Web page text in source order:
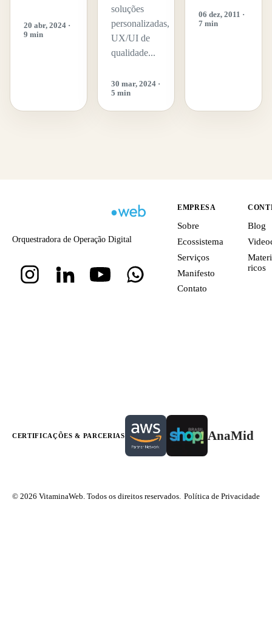
20 abr, 2024 ·
9 min
soluções
personalizadas,
UX/UI de
qualidade...
30 mar, 2024 ·
5 min
06 dez, 2011 ·
7 min
Orquestradora de Operação Digital
EMPRESA
Sobre
Ecossistema
Serviços
Manifesto
Contato
Blog
ricos
CERTIFICAÇÕES & PARCERIAS AnaMid
© 2026 VitaminaWeb. Todos os direitos reservados. Política de Privacidade